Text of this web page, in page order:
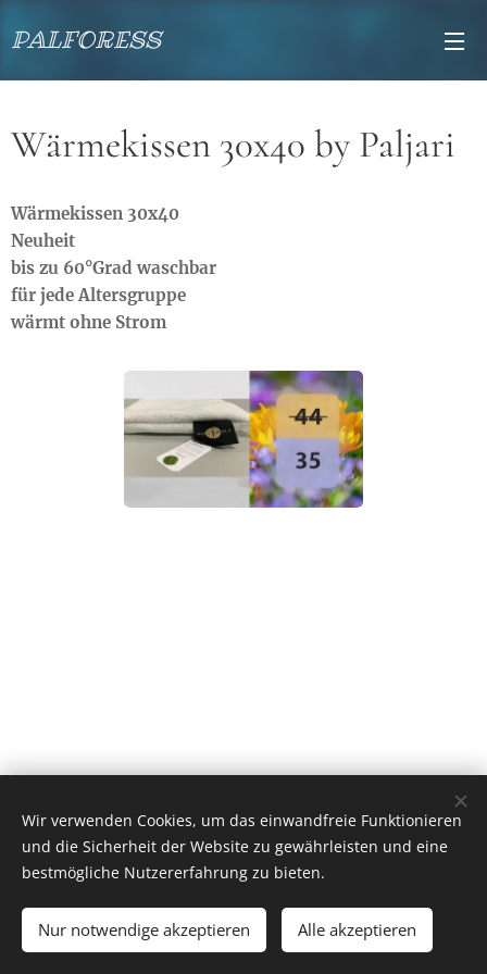
PALFORESS
Wärmekissen 30x40 by Paljari
Wärmekissen 30x40
Neuheit
bis zu 60°Grad waschbar
für jede Altersgruppe
wärmt ohne Strom
Palforess Tutti i diritti riservati 2017
Unterstützt vonWebnode
Sprachen
Deutsch Slovenčina English
Wir verwenden Cookies, um das einwandfreie Funktionieren
und die Sicherheit der Website zu gewährleisten und eine
bestmögliche Nutzererfahrung zu bieten.
Nur notwendige akzeptieren Alle akzeptieren